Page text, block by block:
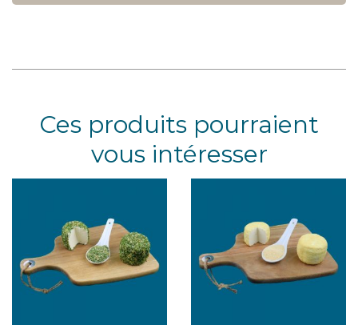
Ces produits pourraient
vous intéresser